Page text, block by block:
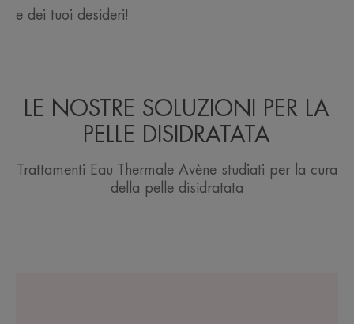
e dei tuoi desideri!
LE NOSTRE SOLUZIONI PER LA
PELLE DISIDRATATA
Trattamenti Eau Thermale Avène studiati per la cura
della pelle disidratata